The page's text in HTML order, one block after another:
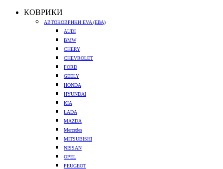
КОВРИКИ
АВТОКОВРИКИ EVA (ЕВА)
AUDI
BMW
CHERY
CHEVROLET
FORD
GEELY
HONDA
HYUNDAI
KIA
LADA
MAZDA
Mercedes
MITSUBISHI
NISSAN
OPEL
PEUGEOT